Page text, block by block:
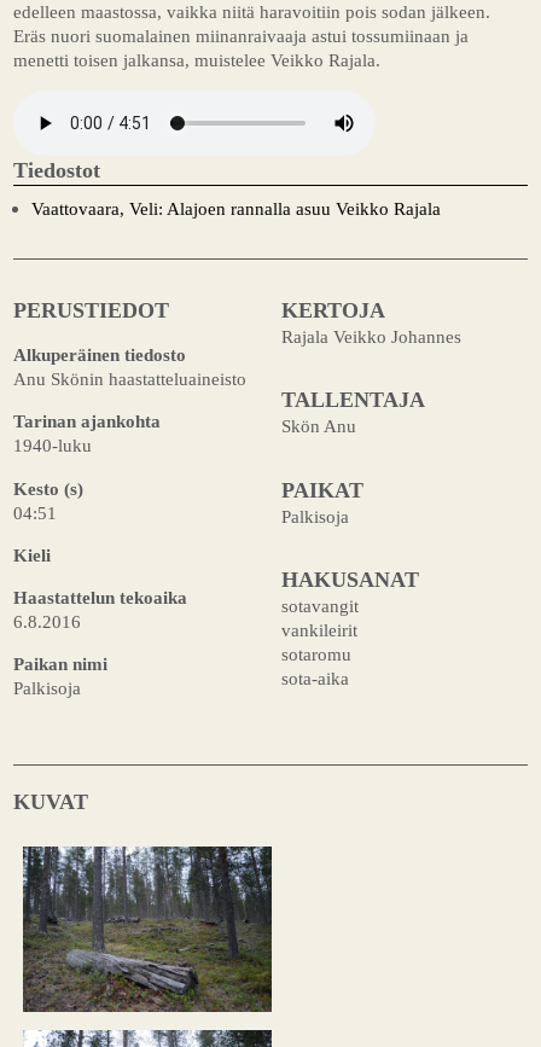
edelleen maastossa, vaikka niitä haravoitiin pois sodan jälkeen.
Eräs nuori suomalainen miinanraivaaja astui tossumiinaan ja
menetti toisen jalkansa, muistelee Veikko Rajala.
Tiedostot
Vaattovaara, Veli: Alajoen rannalla asuu Veikko Rajala
PERUSTIEDOT
Alkuperäinen tiedosto
Anu Skönin haastatteluaineisto
Tarinan ajankohta
1940-luku
Kesto (s)
04:51
Kieli
Haastattelun tekoaika
6.8.2016
Paikan nimi
Palkisoja
KERTOJA
Rajala Veikko Johannes
TALLENTAJA
Skön Anu
PAIKAT
Palkisoja
HAKUSANAT
sotavangit
vankileirit
sotaromu
sota-aika
KUVAT